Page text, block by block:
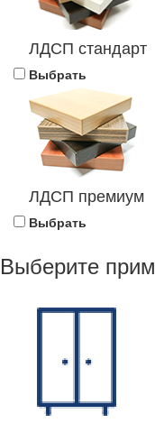
ЛДСП стандарт
Выбрать
ЛДСП премиум
Выбрать
Выберите